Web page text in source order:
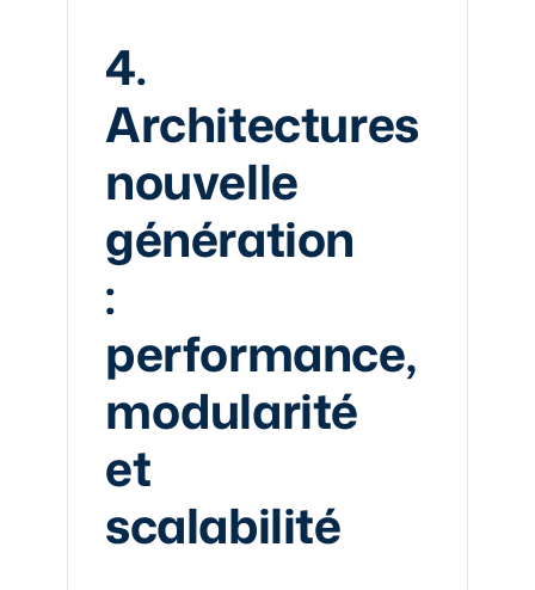
4.
Architectures
nouvelle
génération
:
performance,
modularité
et
scalabilité